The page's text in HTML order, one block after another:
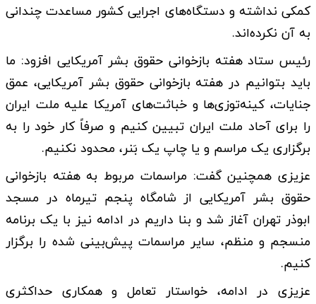
کمکی نداشته و دستگاه‌های اجرایی کشور مساعدت چندانی
به آن نکرده‌اند.
رئیس ستاد هفته بازخوانی حقوق بشر آمریکایی افزود: ما
باید بتوانیم در هفته بازخوانی حقوق بشر آمریکایی، عمق
جنایات، کینه‌توزی‌ها و خباثت‌های آمریکا علیه ملت ایران
را برای آحاد ملت ایران تبیین کنیم و صرفاً کار خود را به
برگزاری یک مراسم و یا چاپ یک بَنر، محدود نکنیم.
عزیزی همچنین گفت: مراسمات مربوط به هفته بازخوانی
حقوق بشر آمریکایی از شامگاه پنجم تیرماه در مسجد
ابوذر تهران آغاز شد و بنا داریم در ادامه نیز با یک برنامه
منسجم و منظم، سایر مراسمات پیش‌بینی شده را برگزار
کنیم.
عزیزی در ادامه، خواستار تعامل و همکاری حداکثری